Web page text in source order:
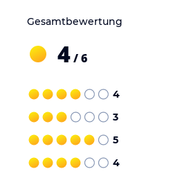
Gesamtbewertung
4/ 6
4
3
5
4